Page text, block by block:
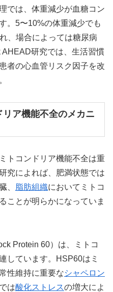
では、体重減少が血糖コン
。5〜10%の体重減少でも
、場合によっては糖尿病
研究では、生活習慣
者の心血管リスク因子を改
ア機能不全のメカニ
トコンドリア機能不全は重
究によれば、肥満状態では
、 脂肪組織においてミトコ
ことが明らかになっていま
Protein 60）は、ミトコ
しています。HSP60はミ
性維持に重要なシャペロン
は酸化ストレスの増大によ